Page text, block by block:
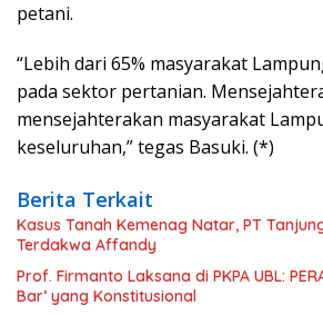
petani.
“Lebih dari 65% masyarakat
pada sektor pertanian.
mensejahterakan masyarakat
keseluruhan,” tegas Basuki. (*)
Berita Terkait
Kasus Tanah Kemenag Natar, PT
Terdakwa Affandy
Prof. Firmanto Laksana di PKPA UBL:
Bar’ yang Konstitusional